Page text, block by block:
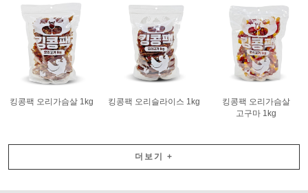
킹콩팩 오리가슴살 1kg 킹콩팩 오리슬라이스 1kg
킹콩팩 오리가슴살
고구마 1kg
더보기 +